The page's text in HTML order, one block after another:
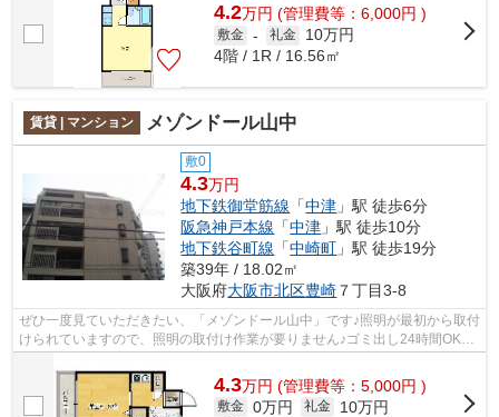
4.2万円 (管理費等：6,000円 )
敷金 - 礼金
10万円
4階 / 1R / 16.56㎡
賃貸 | マンション メゾンドール山中
敷0
4.3万円
地下鉄御堂筋線 「中津 」駅 徒歩6分
阪急神戸本線 「中津 」駅 徒歩10分
地下鉄谷町線 「中崎町 」駅 徒歩19分
築39年 / 18.02㎡
大阪府大阪市北区豊崎 ７丁目3-8
ぜひ一度見ていただきたい、「メゾンドール山中」です♪照明が最初から取付
けられていますので、照明の取付け作業が要りません♪ゴミ出し24時間OKな
4.3万円 (管理費等：5,000円 )
敷金 0万円 礼金
10万円